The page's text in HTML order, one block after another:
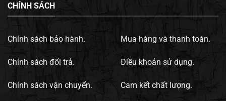
CHÍNH SÁCH
Chính sách bảo hành.
Chính sách đổi trả.
Chính sách vận chuyển.
Mua hàng và thanh toán.
Điều khoản sử dụng.
Cam kết chất lượng.